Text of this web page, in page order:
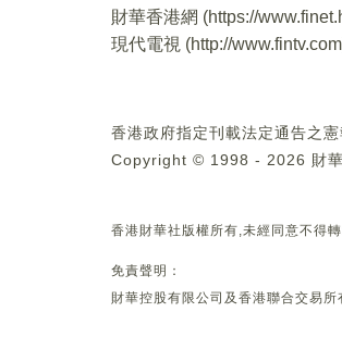
財華香港網 (https://
現代電視 (http://www.fintv.com
香港政府指定刊載法定通告之
Copyright © 1998 - 2026 財華
香港財華社版權所有,未經同意不得轉
免責聲明：
財華控股有限公司及香港聯合交易